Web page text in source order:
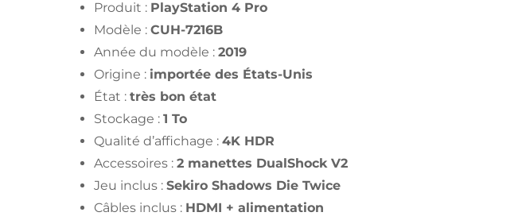
Produit : PlayStation 4 Pro
Modèle : CUH-7216B
Année du modèle : 2019
Origine : importée des États-Unis
État : très bon état
Stockage : 1 To
Qualité d’affichage : 4K HDR
Accessoires : 2 manettes DualShock V2
Jeu inclus : Sekiro Shadows Die Twice
Câbles inclus : HDMI + alimentation